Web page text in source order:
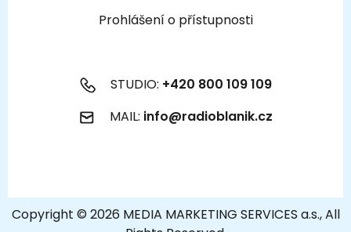
Prohlášení o přístupnosti
STUDIO: +420 800 109 109
MAIL: info@radioblanik.cz
Copyright © 2026 MEDIA MARKETING SERVICES a.s., All